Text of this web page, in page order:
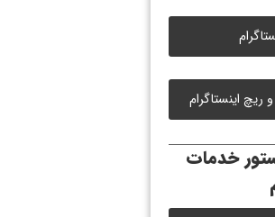
ریچ اینستاگرام
خدمات